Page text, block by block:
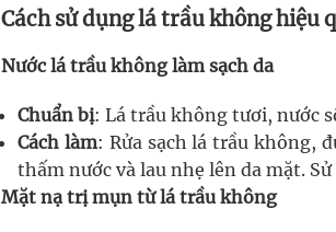
Cách sử dụng lá trầu không hiệu
Nước lá trầu không làm sạch da
Chuẩn bị: Lá trầu không tươi, nước
Cách làm: Rửa sạch lá trầu không,
thấm nước và lau nhẹ lên da mặt.
Mặt nạ trị mụn từ lá trầu không